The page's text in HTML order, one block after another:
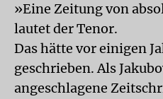
»Eine Zeitung von
lautet der Tenor.
Das hätte vor einigen
geschrieben. Als
angeschlagene